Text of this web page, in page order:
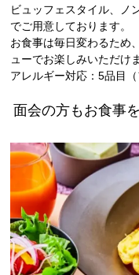
ビュッフェスタイル、ノ
でご用意しております。
お食事は毎日変わるため
ューでお楽しみいただけ
アレルギー対応：5品目
面会の方もお食事